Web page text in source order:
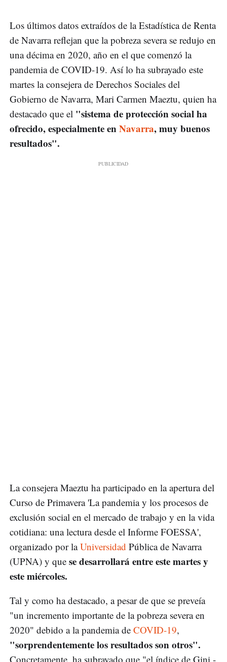
Los últimos datos extraídos de la Estadística de Renta
de Navarra reflejan que la pobreza severa se redujo en
una décima en 2020, año en el que comenzó la
pandemia de COVID-19. Así lo ha subrayado este
martes la consejera de Derechos Sociales del
Gobierno de Navarra, Mari Carmen Maeztu, quien ha
destacado que el "sistema de protección social ha
ofrecido, especialmente enNavarra, muy buenos
resultados".
La consejera Maeztu ha participado en la apertura del
Curso de Primavera 'La pandemia y los procesos de
exclusión social en el mercado de trabajo y en la vida
cotidiana: una lectura desde el Informe FOESSA',
organizado por laUniversidad Pública de Navarra
(UPNA) y que se desarrollará entre este martes y
este miércoles.
Tal y como ha destacado, a pesar de que se preveía
"un incremento importante de la pobreza severa en
2020" debido a la pandemia de COVID-19,
"sorprendentemente los resultados son otros".
Concretamente, ha subrayado que "el índice de Gini -